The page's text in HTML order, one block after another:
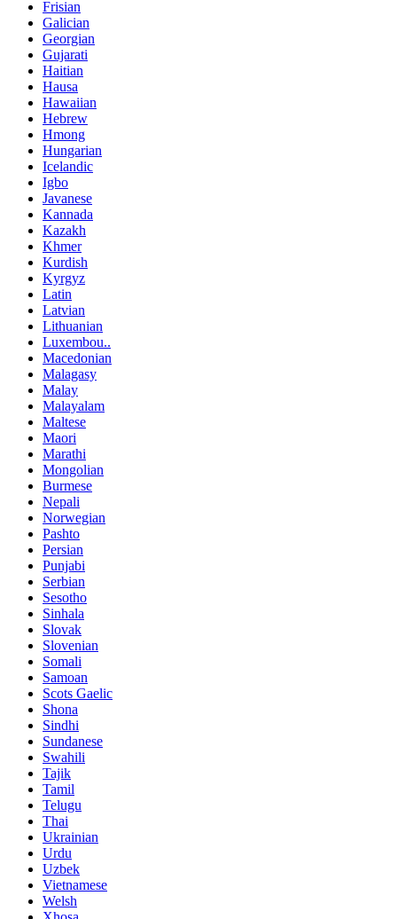
Frisian
Galician
Georgian
Gujarati
Haitian
Hausa
Hawaiian
Hebrew
Hmong
Hungarian
Icelandic
Igbo
Javanese
Kannada
Kazakh
Khmer
Kurdish
Kyrgyz
Latin
Latvian
Lithuanian
Luxembou..
Macedonian
Malagasy
Malay
Malayalam
Maltese
Maori
Marathi
Mongolian
Burmese
Nepali
Norwegian
Pashto
Persian
Punjabi
Serbian
Sesotho
Sinhala
Slovak
Slovenian
Somali
Samoan
Scots Gaelic
Shona
Sindhi
Sundanese
Swahili
Tajik
Tamil
Telugu
Thai
Ukrainian
Urdu
Uzbek
Vietnamese
Welsh